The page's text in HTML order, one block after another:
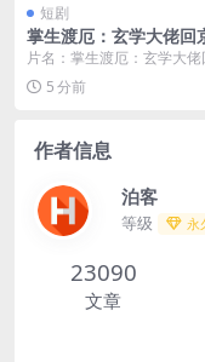
短剧
掌生渡厄：玄学大佬回
簿（96集）AI短剧
片名：掌生渡厄：玄学大佬
事簿（96集）AI短剧 (2026)
短剧 ...
5 分前
作者信息
泊客
等级 永
23090
文章